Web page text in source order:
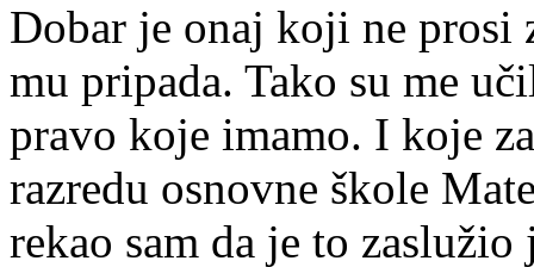
Dobar je onaj koji ne prosi
mu pripada. Tako su me
pravo koje imamo. I koje
razredu osnovne škole
rekao sam da je to